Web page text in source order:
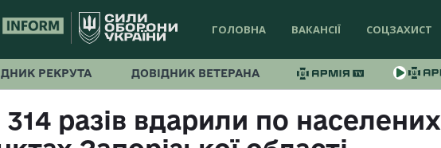
ГОЛОВНА ВАКАНСІЇ СОЦЗАХИСТ
РЕКРУТА ДОВІДНИК ВЕТЕРАНА
разів вдарили по населених